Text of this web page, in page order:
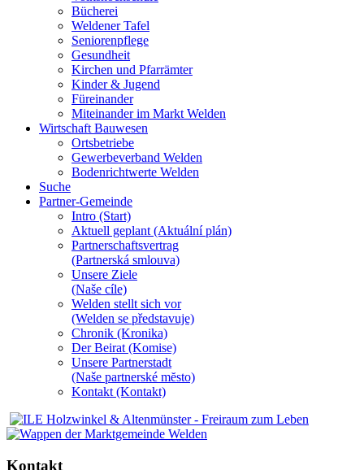
Bücherei
Weldener Tafel
Seniorenpflege
Gesundheit
Kirchen und Pfarrämter
Kinder & Jugend
Füreinander
Miteinander im Markt Welden
Wirtschaft Bauwesen
Ortsbetriebe
Gewerbeverband Welden
Bodenrichtwerte Welden
Suche
Partner-Gemeinde
Intro (Start)
Aktuell geplant (Aktuální plán)
Partnerschaftsvertrag
(Partnerská smlouva)
Unsere Ziele
(Naše cíle)
Welden stellt sich vor
(Welden se představuje)
Chronik (Kronika)
Der Beirat (Komise)
Unsere Partnerstadt
(Naše partnerské mĕsto)
Kontakt (Kontakt)
Kontakt